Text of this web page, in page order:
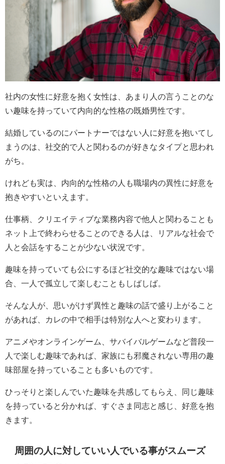
社内の女性に好意を抱く女性は、あまり人の言うことのな
い趣味を持っていて内向的な性格の既婚男性です。
結婚しているのにパートナーではない人に好意を抱いてし
まうのは、社交的で人と関わるのが好きなタイプと思われ
がち。
けれども実は、内向的な性格の人も職場内の異性に好意を
抱きやすいといえます。
仕事柄、クリエイティブな業務内容で他人と関わることも
ネット上で終わらせることのできる人は、リアルな社会で
人と会話をすることが少ない状況です。
趣味を持っていても公にするほど社交的な趣味ではない場
合、一人で孤立して楽しむこともしばしば。
そんな人が、思いがけず異性と趣味の話で盛り上がること
があれば、カレの中で相手は特別な人へと変わります。
アニメやオンラインゲーム、サバイバルゲームなど普段一
人で楽しむ趣味であれば、家族にも邪魔されない専用の趣
味部屋を持っていることも多いものです。
ひっそりと楽しんでいた趣味を共感してもらえ、同じ趣味
を持っていると分かれば、すぐさま同志と感じ、好意を抱
きます。
周囲の人に対していい人でいる事がスムーズ